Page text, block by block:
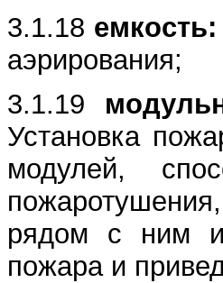
3.1.18 емкость:
аэрирования;
3.1.19
Установка
модулей,
рядом с ним и
пожара и